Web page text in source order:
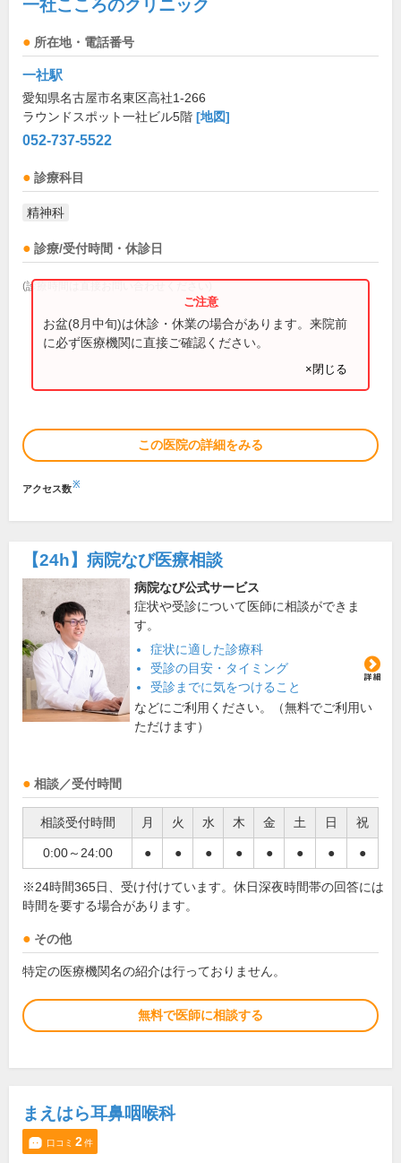
一社こころのクリニック
所在地・電話番号
一社駅
愛知県名古屋市名東区高社1-266
ラウンドスポット一社ビル5階 [地図]
052-737-5522
診療科目
精神科
診療/受付時間・休診日
(診療時間は直接お問い合わせください)
お盆(8月中旬)は休診・休業の場合があります。来院前
に必ず医療機関に直接ご確認ください。
×閉じる
この医院の詳細をみる
アクセス数※
【24h】 病院なび医療相談
病院なび公式サービス
症状や受診について医師に相談ができま
す。
症状に適した診療科
受診の目安・タイミング
受診までに気をつけること
などにご利用ください。（無料でご利用い
ただけます）
相談／受付時間
相談受付時間 月 火 水 木 金 土 日 祝
0:00～24:00 ● ● ● ● ● ● ● ●
※24時間365日、受け付けています。休日深夜時間帯の回答には
時間を要する場合があります。
その他
特定の医療機関名の紹介は行っておりません。
無料で医師に相談する
まえはら耳鼻咽喉科
口コミ 2件